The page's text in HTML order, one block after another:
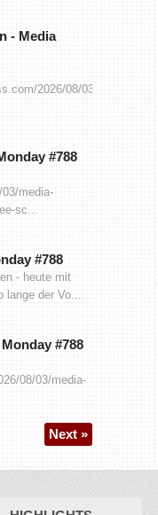
- Media
2026/08/03/media-
#788
media-
sc...
#788
- heute mit
der Vo...
#788
08/03/media-
Next »